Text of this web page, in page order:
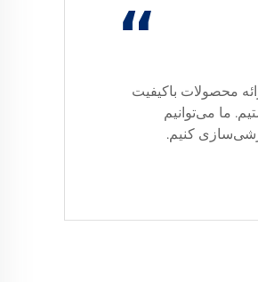
“
محصولات باکیفیت
ما می‌توانیم
کنیم.